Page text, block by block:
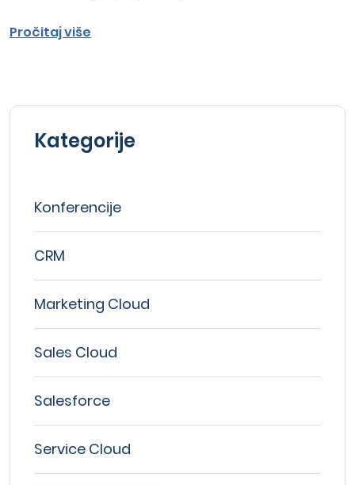
Pročitaj više
Kategorije
Konferencije
CRM
Marketing Cloud
Sales Cloud
Salesforce
Service Cloud